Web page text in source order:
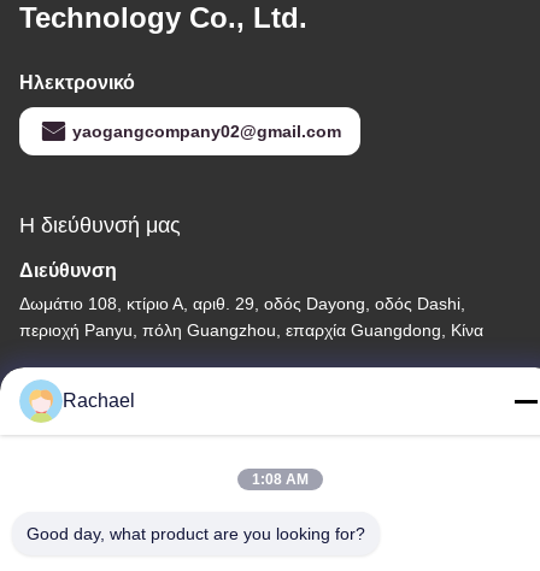
Technology Co., Ltd.
Ηλεκτρονικό
yaogangcompany02@gmail.com
Η διεύθυνσή μας
Διεύθυνση
Δωμάτιο 108, κτίριο Α, αριθ. 29, οδός Dayong, οδός Dashi,
περιοχή Panyu, πόλη Guangzhou, επαρχία Guangdong, Κίνα
Τηλεφώνημα
0086-15112103717
Rachael
1:08 AM
Good day, what product are you looking for?